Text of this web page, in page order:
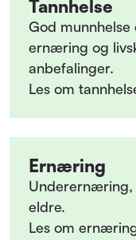
Tannhelse
God
ernæring og
anbefalinger.
Les om
Ernæring
Underernæring,
eldre.
Les om